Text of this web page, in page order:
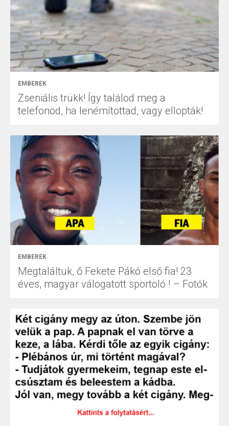
EMBEREK
Zseniális trükk! Így találod meg a
telefonod, ha lenémítottad, vagy ellopták!
EMBEREK
Megtaláltuk, ő Fekete Pákó első fia! 23
éves, magyar válogatott sportoló ! – Fotók